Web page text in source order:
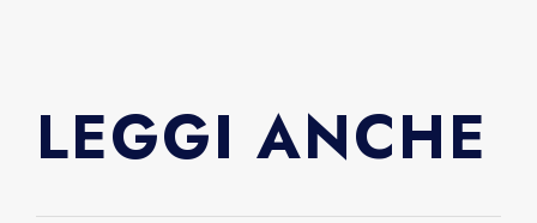
LEGGI ANCHE